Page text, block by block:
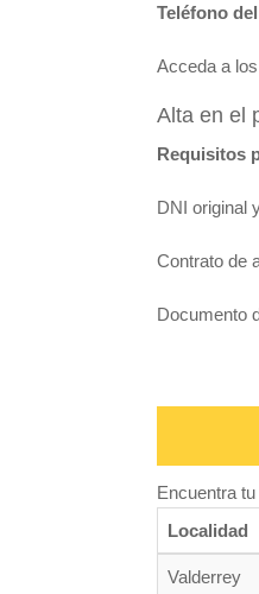
Teléfono
Acceda a los
Alta en el
Requisitos
DNI original
Contrato de
Documento
Encuentra
Localidad
Valderrey